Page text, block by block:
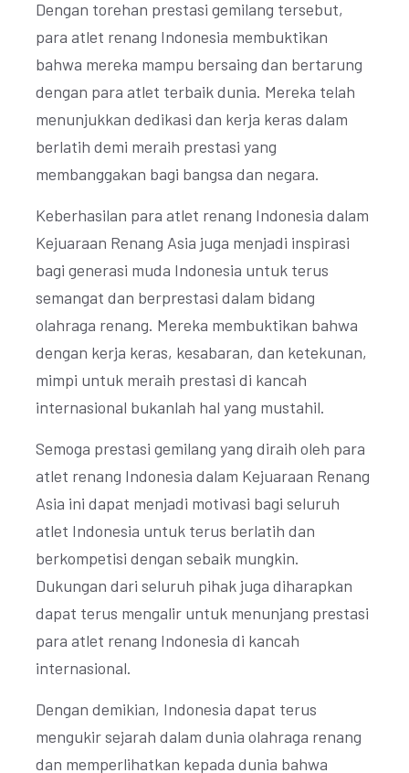
Dengan torehan prestasi gemilang tersebut,
para atlet renang Indonesia membuktikan
bahwa mereka mampu bersaing dan bertarung
dengan para atlet terbaik dunia. Mereka telah
menunjukkan dedikasi dan kerja keras dalam
berlatih demi meraih prestasi yang
membanggakan bagi bangsa dan negara.
Keberhasilan para atlet renang Indonesia dalam
Kejuaraan Renang Asia juga menjadi inspirasi
bagi generasi muda Indonesia untuk terus
semangat dan berprestasi dalam bidang
olahraga renang. Mereka membuktikan bahwa
dengan kerja keras, kesabaran, dan ketekunan,
mimpi untuk meraih prestasi di kancah
internasional bukanlah hal yang mustahil.
Semoga prestasi gemilang yang diraih oleh para
atlet renang Indonesia dalam Kejuaraan Renang
Asia ini dapat menjadi motivasi bagi seluruh
atlet Indonesia untuk terus berlatih dan
berkompetisi dengan sebaik mungkin.
Dukungan dari seluruh pihak juga diharapkan
dapat terus mengalir untuk menunjang prestasi
para atlet renang Indonesia di kancah
internasional.
Dengan demikian, Indonesia dapat terus
mengukir sejarah dalam dunia olahraga renang
dan memperlihatkan kepada dunia bahwa